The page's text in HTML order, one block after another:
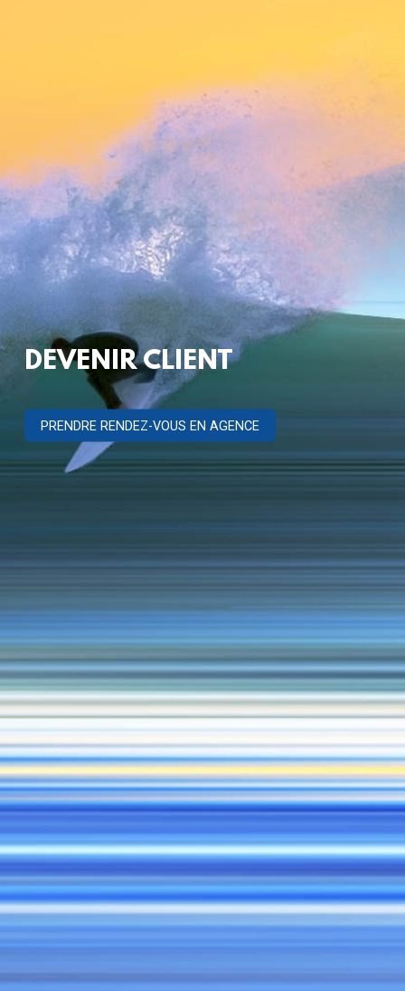
DEVENIR CLIENT
PRENDRE RENDEZ-VOUS EN AGENCE